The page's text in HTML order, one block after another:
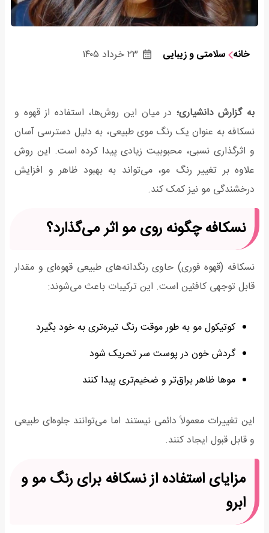
خانه سلامتی و زیبایی ۲۳ خرداد ۱۴۰۵
به گزارش دانشیاری؛ در میان این روش‌ها، استفاده از قهوه و
نسکافه به عنوان یک رنگ موی طبیعی، به دلیل دسترسی آسان
و اثرگذاری نسبی، محبوبیت زیادی پیدا کرده است. این روش
علاوه بر تغییر رنگ مو، می‌تواند به بهبود ظاهر و افزایش
درخشندگی مو نیز کمک کند.
نسکافه چگونه روی مو اثر می‌گذارد؟
نسکافه (قهوه فوری) حاوی رنگدانه‌های طبیعی قهوه‌ای و مقدار
قابل توجهی کافئین است. این ترکیبات باعث می‌شوند:
کوتیکول مو به طور موقت رنگ تیره‌تری به خود بگیرد
گردش خون در پوست سر تحریک شود
موها ظاهر براق‌تر و ضخیم‌تری پیدا کنند
این تغییرات معمولاً دائمی نیستند اما می‌توانند جلوه‌ای طبیعی
و قابل قبول ایجاد کنند.
مزایای استفاده از نسکافه برای رنگ مو و
ابرو